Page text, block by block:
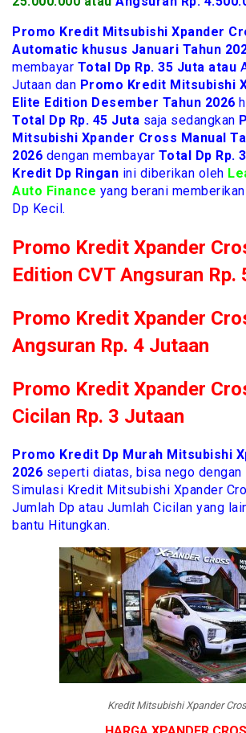
Promo Kredit Mitsubishi Xpander
Automatic khusus Januari Tahun
membayar Total Dp Rp. 35 Juta atau
Jutaan dan Promo Kredit Mitsubishi
Elite Edition Desember Tahun 2026
Total Dp Rp. 45 Juta saja sedangkan
Mitsubishi Xpander Cross Manual
2026 dengan membayar Total Dp Rp.
Kredit Dp Ringan ini diberikan oleh
Auto Finance yang berani
Dp Kecil.
Promo Kredit Xpander
Edition CVT Angsuran Rp.
Promo Kredit Xpander
Angsuran Rp. 4 Jutaan
Promo Kredit Xpander
Cicilan Rp. 3 Jutaan
Promo Kredit Dp Murah Mitsubishi
2026 seperti diatas, bisa nego dengan
Simulasi Kredit Mitsubishi Xpander
Jumlah Dp atau Jumlah Cicilan yang
bantu Hitungkan.
Kredit Mitsubishi Xpander